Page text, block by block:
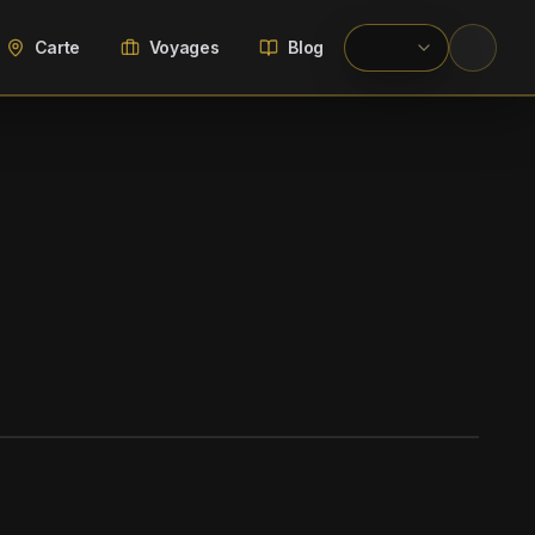
Carte Voyages Blog